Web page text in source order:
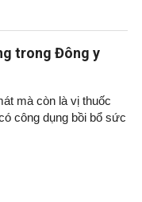
trong Đông y
mà còn là vị thuốc
công dụng bồi bổ sức